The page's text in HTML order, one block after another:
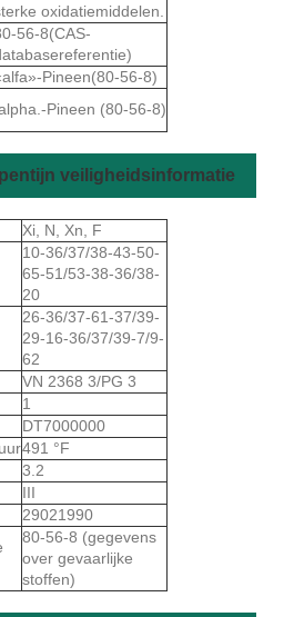
oxidatiemiddelen.
56-8(CAS-
Pineen(80-56-8)
Pineen (80-56-8)
veiligheidsinformatie
Xi, N, Xn, F
10-36/37/38-43-50-
65-51/53-38-36/38-
20
26-36/37-61-37/39-
29-16-36/37/39-7/9-
62
VN 2368 3/PG 3
1
DT7000000
491 °F
3.2
III
29021990
80-56-8 (gegevens
over gevaarlijke
stoffen)